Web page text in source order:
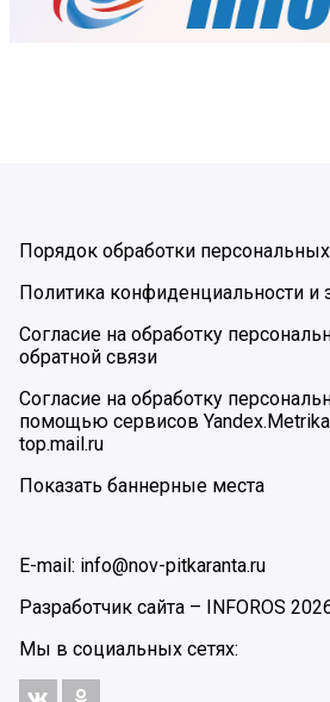
Порядок обработки
Политика конфиденциальности
Согласие на обработку
обратной связи
Согласие на обработку
помощью сервисов
top.mail.ru
Показать баннерные места
E-mail: info@nov-pitkaranta.ru
Разработчик сайта –
INFOROS
Мы в социальных сетях: